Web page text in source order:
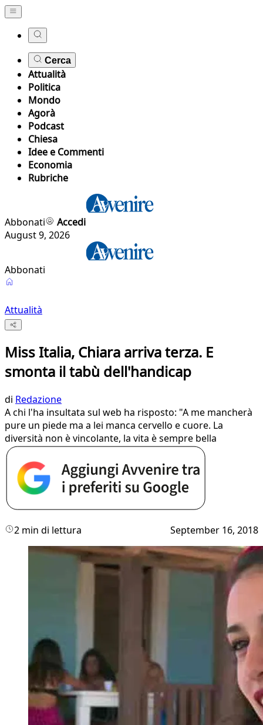
Cerca
Attualità
Politica
Mondo
Agorà
Podcast
Chiesa
Idee e Commenti
Economia
Rubriche
Abbonati
Accedi
August 9, 2026
Abbonati
Attualità
Miss Italia, Chiara arriva terza. E
smonta il tabù dell'handicap
di Redazione
A chi l'ha insultata sul web ha risposto: "A me mancherà
pure un piede ma a lei manca cervello e cuore. La
diversità non è vincolante, la vita è sempre bella
2 min di lettura September 16, 2018